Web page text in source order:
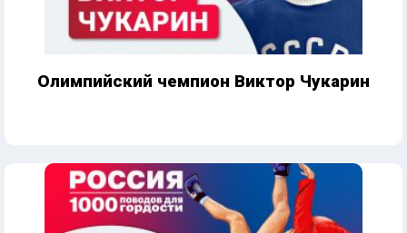
Олимпийский чемпион Виктор Чукарин